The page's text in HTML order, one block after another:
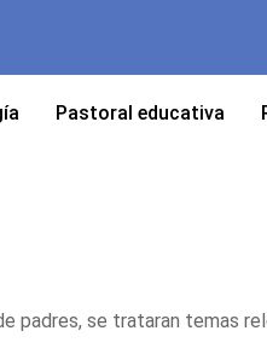
Pastoral educativa
padres, se trataran temas